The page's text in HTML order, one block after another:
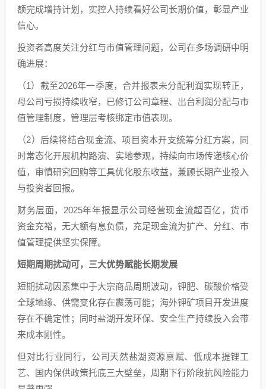
额完成增持计划，实控人持续看好公司长期价值，彰显产业
信心。
投资者高度关注分红与市值管理问题，公司在多场调研中明
确进展：
（1）截至2026年一季度，合并报表未分配利润实现转正，
母公司亏损持续收窄，已修订公司章程、出台利润分配与市
值管理制度，管理层考核绑定市值表现。
（2）后续将结合现金流、项目资本开支统筹分红方案，同
时常态化开展机构路演、实地参观，持续向市场传递核心价
值，审慎研究回购等工具优化股东收益，兼顾长期产业投入
与投资者回报。
财务层面，2025年年报显示公司经营现金流超百亿，货币
资金充裕，无大额有息负债，充足现金流为扩产、分红、市
值管理提供坚实保障。
短期周期扰动可，三大优势赋能长期发展
短期扰动因素集中于大宗商品周期波动，钾肥、碳酸价格受
全球地缘、供需变化存在震荡可能；海外钾矿项目开发进度
存在不确定性；同时盐湖开发环保、安全生产持续投入会带
来成本刚性。
但对比行业同行，公司天然盐湖资源禀赋、低成本提锂工
艺、国内保供政策托底三大壁垒，周期下行阶段抗风险能力